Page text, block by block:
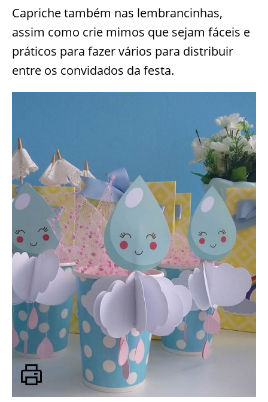
Capriche também nas lembrancinhas,
assim como crie mimos que sejam fáceis e
práticos para fazer vários para distribuir
entre os convidados da festa.